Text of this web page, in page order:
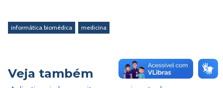
informática biomédica medicina
Veja também